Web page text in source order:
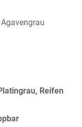
Reifen